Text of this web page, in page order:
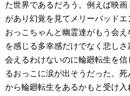
た世界であるだろう。例えば映
があり幻覚を見てメリーバッドエ
おっこちゃんと幽霊達がもう会
を感じる多幸感だけでなく悲しさ
会えるわけないのに輪廻転生を
るおっこに涙が出そうだった。
から輪廻転生をあるかもと受け